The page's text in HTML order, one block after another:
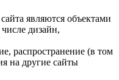
являются объектами
дизайн,
распространение (в том
на другие сайты